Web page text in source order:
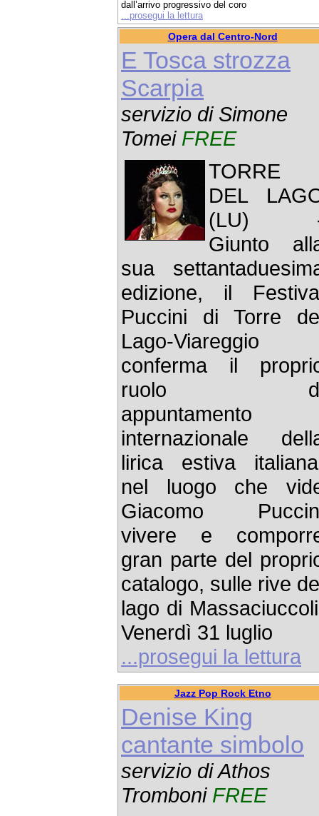
dall’arrivo progressivo del coro
...prosegui la lettura
Opera dal Centro-Nord
E Tosca strozza
Scarpia
servizio di Simone
Tomei FREE
TORRE
DEL
(LU)
Giunto
sua
edizione, il
Puccini di Torre
Lago-Viareggio
conferma il
ruolo
appuntamento
internazionale
lirica estiva
nel luogo che
Giacomo
vivere e
gran parte del
catalogo, sulle rive
lago di
Venerdì 31 luglio
...prosegui la lettura
Jazz Pop Rock Etno
Denise King
cantante simbolo
servizio di Athos
Tromboni FREE